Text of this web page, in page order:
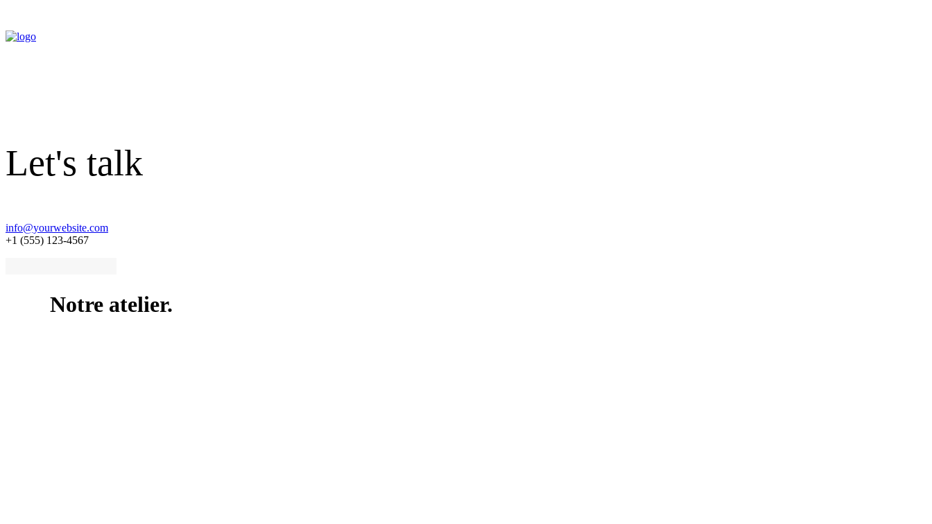
Let's talk
info@yourwebsite.com
+1 (555) 123-4567
Notre atelier.